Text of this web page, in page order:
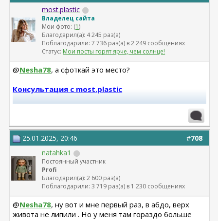
most.plastic
Владелец сайта
Мои фото: (1)
Благодарил(а): 4 245 раз(а)
Поблагодарили: 7 736 раз(а) в 2 249 сообщениях
Статус: Мои посты горят ярче, чем солнце!
@Nesha78, а сфоткай это место?
Консультация с most.plastic
11.24 смас+эндо лба Барсегян Овсеп
+ липофилинг кистей рук Джимиев Мулдар (в одну оп)
Замена Мотива Эрго 475сс деми 20.03.23 Арамян
Левон,
коррекция складки 04.24 + коррекция липофилингом
Липофилинг лица + нити 10.2022 - Андрющенко
Олеся - оказалась сожжена платизма и нити стояли
там где нельзя
Рино 2020 - Константинов Бадри,
#708
25.01.2025, 20:46
natahka1
Постоянный участник
Profi
Благодарил(а): 2 600 раз(а)
Поблагодарили: 3 719 раз(а) в 1 230 сообщениях
@Nesha78, ну вот и мне первый раз, в абдо, верх
живота не липили . Но у меня там гораздо больше